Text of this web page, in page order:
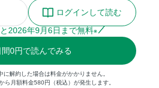
ログインして読む
2026年9月6日まで無料※
間0円で読んでみる
解約した場合は料金がかかりません。
ら月額料金580円（税込）が発生します。